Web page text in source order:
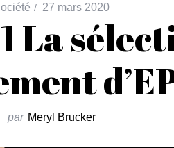
27 mars 2020
par Meryl Brucker